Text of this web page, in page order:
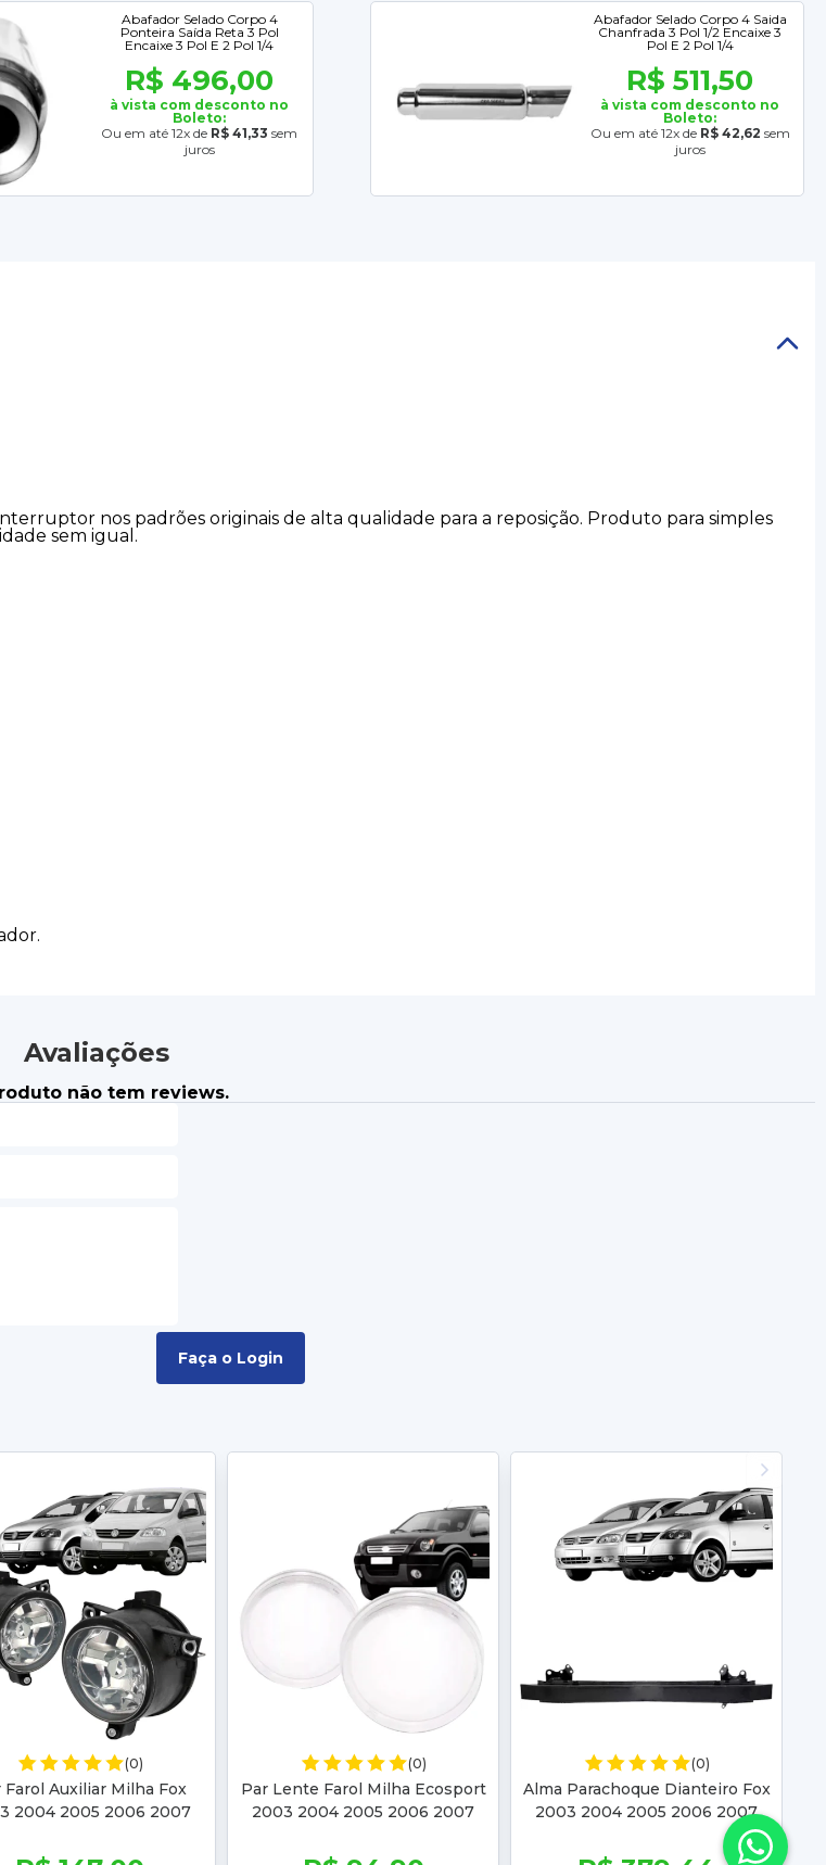
Abafador Selado Corpo 4
Ponteira Saída Reta 3 Pol
Encaixe 3 Pol E 2 Pol 1/4
R$ 496,00
à vista com desconto no
Boleto:
Ou em até 12x de R$ 41,33 sem
juros
Abafador Selado Corpo 4 Saida
Chanfrada 3 Pol 1/2 Encaixe 3
Pol E 2 Pol 1/4
R$ 511,50
à vista com desconto no
Boleto:
Ou em até 12x de R$ 42,62 sem
juros
nos padrões originais de alta qualidade para a reposição. Produto para simples
sem igual.
Avaliações
não tem reviews.
Faça o Login
(0)
Farol Auxiliar Milha Fox
2004 2005 2006 2007
2007 08 09
(0)
Par Lente Farol Milha Ecosport
2003 2004 2005 2006 2007
2009
(0)
Alma Parachoque Dianteiro Fox
2003 2004 2005 2006 2007
2008 2009 Spacefox 2006
2007 2008 2009